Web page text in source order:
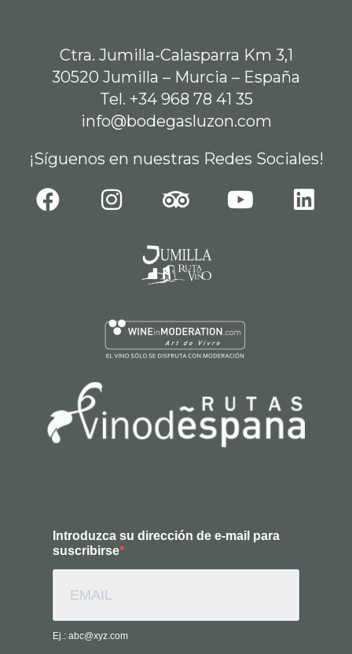
Ctra. Jumilla-Calasparra Km 3,1
30520 Jumilla – Murcia – España
Tel. +34 968 78 41 35
info@bodegasluzon.com
¡Síguenos en nuestras Redes Sociales!
Introduzca su dirección de e-mail para
suscribirse
Ej.: abc@xyz.com